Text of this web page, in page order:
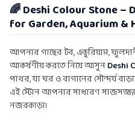
🌈 Deshi Colour Stone –
for Garden, Aquarium &
আপনার গাছের টব, একুরিয়াম,
আকর্ষণীয় করতে নিয়ে আসুনDeshi
পাথর, যা ঘর ও বাগানের সৌন্দর্য
এই স্টোন আপনার সাধারণ
নজরকাড়া।